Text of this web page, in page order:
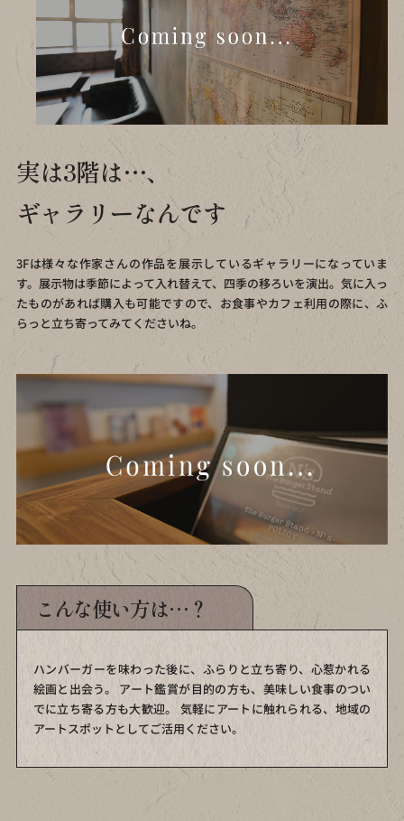
実は3階は…、
ギャラリーなんです
3Fは様々な作家さんの作品を展示しているギャラリーになっていま
す。 展示物は季節によって入れ替えて、四季の移ろいを演出。気に入っ
たものがあれば購入も可能ですので、 お食事やカフェ利用の際に、ふ
らっと立ち寄ってみてくださいね。
こんな使い方は…？
ハンバーガーを味わった後に、ふらりと立ち寄り、心惹かれる
絵画と出会う。
アート鑑賞が目的の方も、美味しい食事のつい
でに立ち寄る方も大歓迎。
気軽にアートに触れられる、地域の
アートスポットとしてご活用ください。